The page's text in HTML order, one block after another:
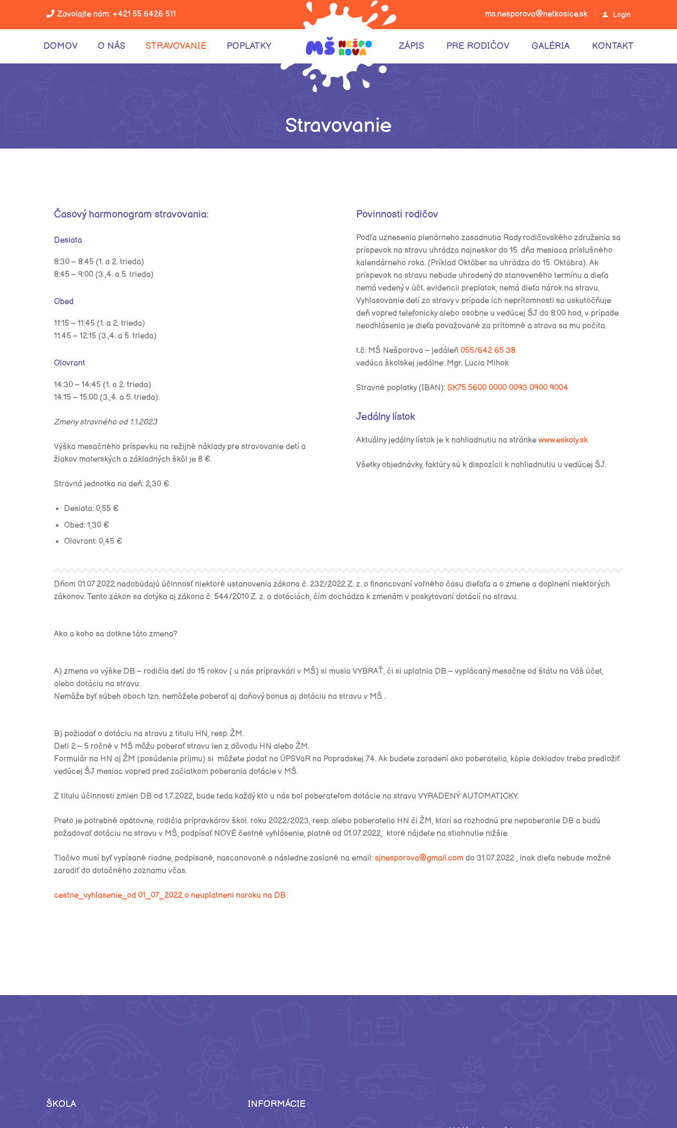
Zavolajte nám: +421 55 6426 511 ms.nesporova@netkosice.sk Login
DOMOV O NÁS STRAVOVANIE POPLATKY ZÁPIS PRE RODIČOV GALÉRIA KONTAKT
Stravovanie
Časový harmonogram stravovania:
Desiata
8:30 – 8:45 (1. a 2. trieda)
8:45 – 9:00 (3.,4. a 5. trieda)
Obed
11:15 – 11:45 (1. a 2. trieda)
11:45 – 12:15 (3.,4. a 5. trieda)
Olovrant
14:30 – 14:45 (1. a 2. trieda)
14:15 – 15:00 (3.,4. a 5. trieda).
Zmeny stravného od 1.1.2023
Výška mesačného príspevku na režijné náklady pre stravovanie detí a
žiakov materských a základných škôl je 8 €.
Stravná jednotka na deň: 2,30 €
Desiata: 0,55 €
Obed: 1,30 €
Olovrant: 0,45 €
Povinnosti rodičov
Podľa uznesenia plenárneho zasadnutia Rady rodičovského združenia sa
príspevok na stravu uhrádza najneskor do 15. dňa mesiaca príslušného
kalendárneho roka. (Príklad Október sa uhrádza do 15. Októbra). Ak
príspevok na stravu nebude uhradený do stanoveného termínu a dieťa
nemá vedený v účt. evidencii preplatok, nemá dieťa nárok na stravu.
Vyhlasovanie detí zo stravy v prípade ich neprítomnosti sa uskutočňuje
deň vopred telefonicky alebo osobne u vedúcej ŠJ do 8:00 hod, v prípade
neodhlásenia je dieťa považované za prítomné a strava sa mu počíta.
t.č. MŠ Nešporova – jedáleň 055/642 65 38
vedúca školskej jedálne: Mgr. Lucia Mihok
Stravné poplatky (IBAN): SK75 5600 0000 0093 0900 9004
Jedálny lístok
Aktuálny jedálny lístok je k nahliadnutiu na stránke www.eskoly.sk
Všetky objednávky, faktúry sú k dispozícii k nahliadnutiu u vedúcej ŠJ.
Dňom 01.07 2022 nadobúdajú účinnosť niektoré ustanovenia zákona č. 232/2022 Z. z. o financovaní voľného času dieťaťa a o zmene a doplnení niektorých
zákonov. Tento zákon sa dotýka aj zákona č. 544/2010 Z. z. o dotáciách, čím dochádza k zmenám v poskytovaní dotácií na stravu.
Ako a koho sa dotkne táto zmena?
A) zmena vo výške DB – rodičia detí do 15 rokov ( u nás prípravkári v MŠ) si musia VYBRAŤ, či si uplatnia DB – vyplácaný mesačne od štátu na Váš účet,
alebo dotáciu na stravu.
Nemôže byť súbeh oboch tzn. nemôžete poberať aj daňový bonus aj dotáciu na stravu v MŠ .
B) požiadať o dotáciu na stravu z titulu HN, resp. ŽM.
Deti 2 – 5 ročné v MŠ môžu poberať stravu len z dôvodu HN alebo ŽM.
Formulár na HN aj ŽM (posúdenie príjmu) si môžete podať na ÚPSVaR na Popradskej 74. Ak budete zaradení ako poberatelia, kópie dokladov treba predložiť
vedúcej ŠJ mesiac vopred pred začiatkom poberania dotácie v MŠ.
Z titulu účinnosti zmien DB od 1.7.2022, bude teda každý kto u nás bol poberateľom dotácie na stravu VYRADENÝ AUTOMATICKY.
Preto je potrebné opätovne, rodičia prípravkárov škol. roku 2022/2023, resp. alebo poberatelia HN či ŽM, ktorí sa rozhodnú pre nepoberanie DB a budú
požadovať dotáciu na stravu v MŠ, podpísať NOVÉ čestné vyhlásenie, platné od 01.07.2022, ktoré nájdete na stiahnutie nižšie.
Tlačivo musí byť vypísané riadne, podpísané, nascanované a následne zaslané na email: sjnesporova@gmail.com do 31.07.2022 , inak dieťa nebude možné
zaradiť do dotačného zoznamu včas.
cestne_vyhlasenie_od 01_07_2022 o neuplatneni naroku na DB
ŠKOLA INFORMÁCIE